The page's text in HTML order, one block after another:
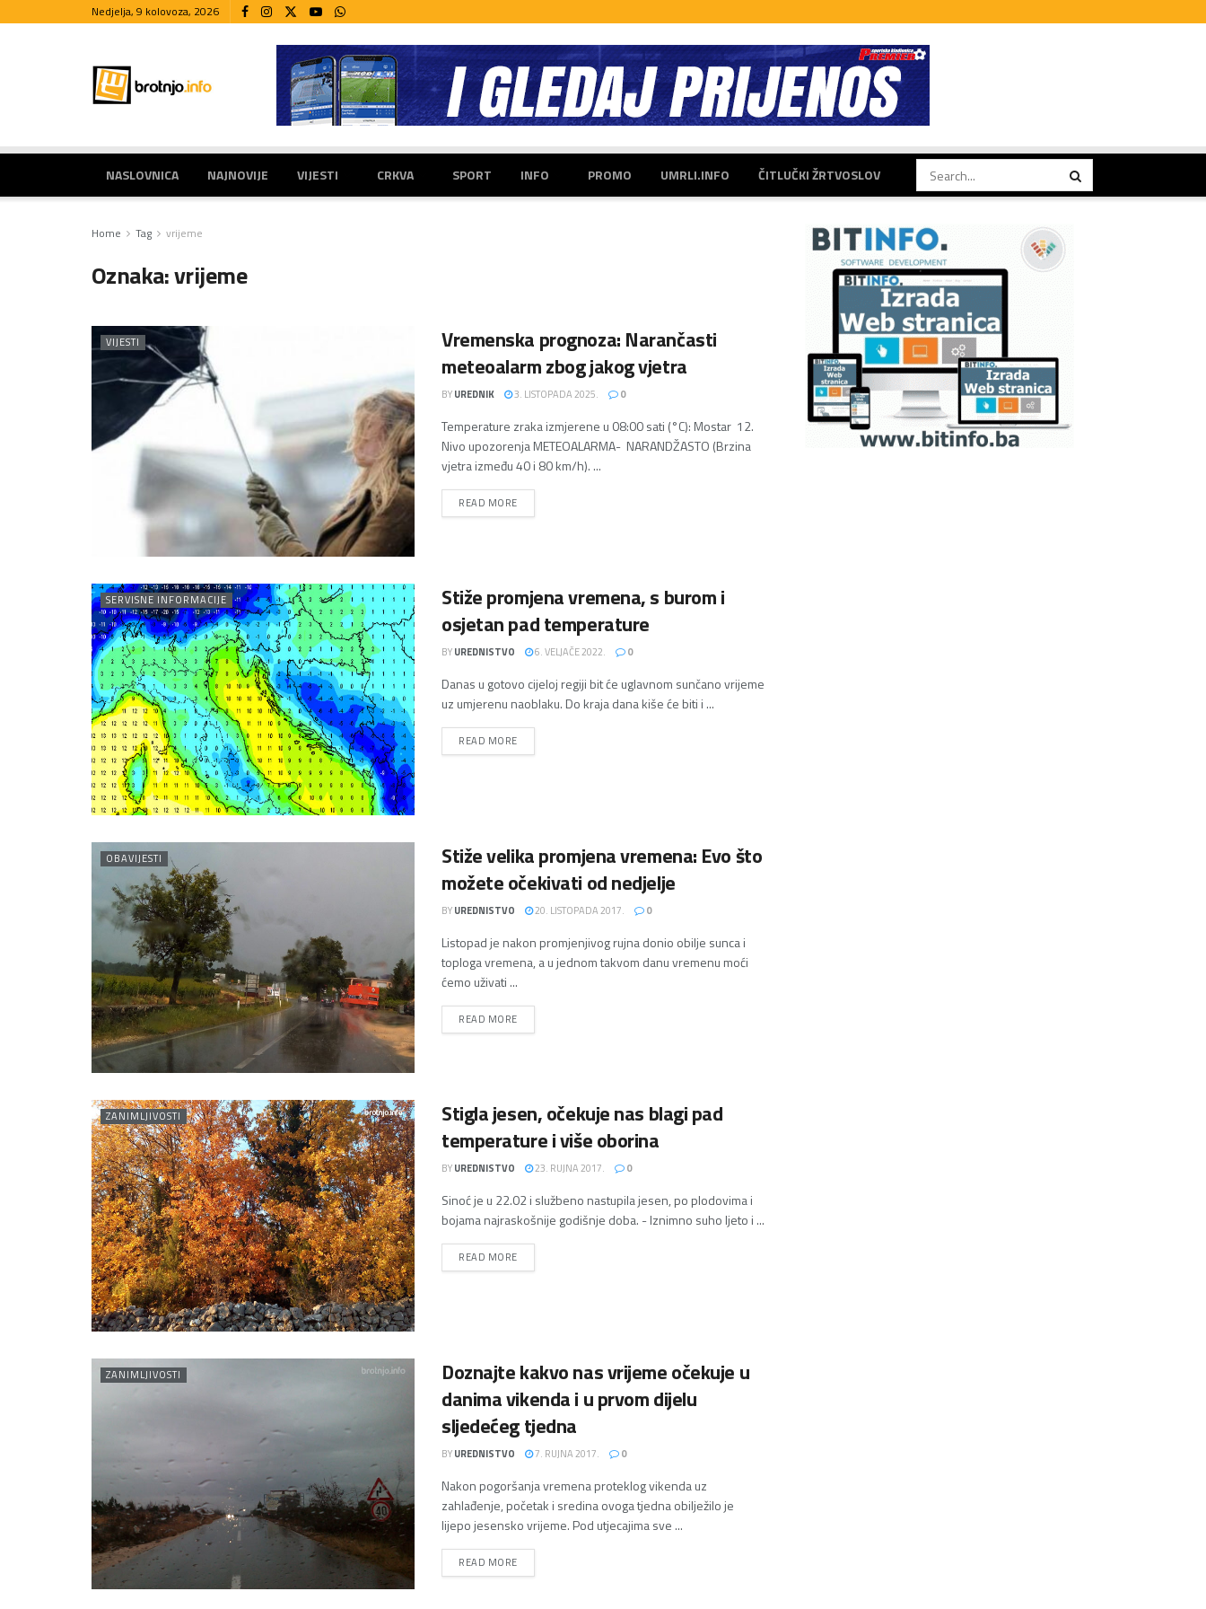
Nedjelja, 9 kolovoza, 2026
NASLOVNICA NAJNOVIJE VIJESTI CRKVA SPORT INFO PROMO UMRLI.INFO ČITLUČKI ŽRTVOSLOV
Home Tag vrijeme
Oznaka:vrijeme
VIJESTI
Vremenska prognoza: Narančasti
meteoalarm zbog jakog vjetra
BYUREDNIK 3. LISTOPADA 2025. 0
Temperature zraka izmjerene u 08:00 sati (°C): Mostar 12.
Nivo upozorenja METEOALARMA- NARANDŽASTO (Brzina
vjetra između 40 i 80 km/h). ...
READ MOREDETAILS
SERVISNE INFORMACIJE
Stiže promjena vremena, s burom i
osjetan pad temperature
BYUREDNISTVO 6. VELJAČE 2022. 0
Danas u gotovo cijeloj regiji bit će uglavnom sunčano vrijeme
uz umjerenu naoblaku. Do kraja dana kiše će biti i ...
READ MOREDETAILS
OBAVIJESTI
Stiže velika promjena vremena: Evo što
možete očekivati od nedjelje
BYUREDNISTVO 20. LISTOPADA 2017. 0
Listopad je nakon promjenjivog rujna donio obilje sunca i
toploga vremena, a u jednom takvom danu vremenu moći
ćemo uživati ...
READ MOREDETAILS
ZANIMLJIVOSTI
Stigla jesen, očekuje nas blagi pad
temperature i više oborina
BYUREDNISTVO 23. RUJNA 2017. 0
Sinoć je u 22.02 i službeno nastupila jesen, po plodovima i
bojama najraskošnije godišnje doba. - Iznimno suho ljeto i ...
READ MOREDETAILS
ZANIMLJIVOSTI
Doznajte kakvo nas vrijeme očekuje u
danima vikenda i u prvom dijelu
sljedećeg tjedna
BYUREDNISTVO 7. RUJNA 2017. 0
Nakon pogoršanja vremena proteklog vikenda uz
zahlađenje, početak i sredina ovoga tjedna obilježilo je
lijepo jesensko vrijeme. Pod utjecajima sve ...
READ MOREDETAILS